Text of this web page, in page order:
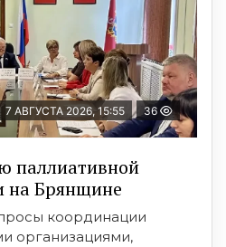
7 АВГУСТА 2026, 15:55 36
паллиативной
на Брянщине
координации
организациями,